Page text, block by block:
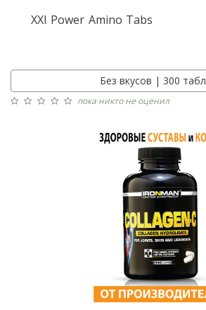
XXI Power Amino Tabs
Без вкусов | 300 табл
пока никто не оценил